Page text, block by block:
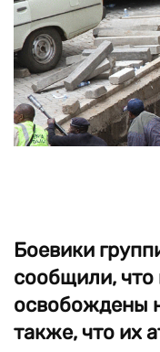
Боевики
сообщили,
освобождены
также, что их